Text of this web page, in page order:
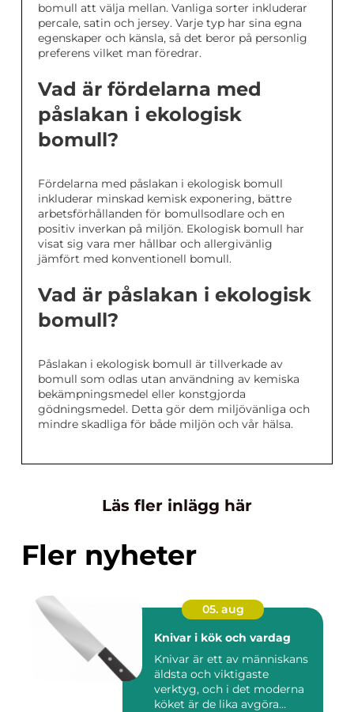
bomull att välja mellan. Vanliga sorter inkluderar
percale, satin och jersey. Varje typ har sina egna
egenskaper och känsla, så det beror på personlig
preferens vilket man föredrar.
Vad är fördelarna med
påslakan i ekologisk
bomull?
Fördelarna med påslakan i ekologisk bomull
inkluderar minskad kemisk exponering, bättre
arbetsförhållanden för bomullsodlare och en
positiv inverkan på miljön. Ekologisk bomull har
visat sig vara mer hållbar och allergivänlig
jämfört med konventionell bomull.
Vad är påslakan i ekologisk
bomull?
Påslakan i ekologisk bomull är tillverkade av
bomull som odlas utan användning av kemiska
bekämpningsmedel eller konstgjorda
gödningsmedel. Detta gör dem miljövänliga och
mindre skadliga för både miljön och vår hälsa.
Läs fler inlägg här
Fler nyheter
05. aug
Knivar i kök och vardag
Knivar är ett av människans
äldsta och viktigaste
verktyg, och i det moderna
köket är de lika avgöra...